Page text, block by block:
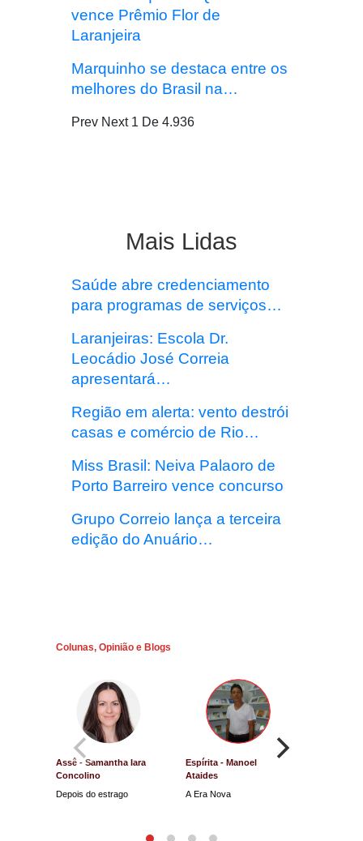
vence Prêmio Flor de
Laranjeira
Marquinho se destaca entre os
melhores do Brasil na…
Prev Next 1 De 4.936
Mais Lidas
Saúde abre credenciamento
para programas de serviços…
Laranjeiras: Escola Dr.
Leocádio José Correia
apresentará…
Região em alerta: vento destrói
casas e comércio de Rio…
Miss Brasil: Neiva Palaoro de
Porto Barreiro vence concurso
Grupo Correio lança a terceira
edição do Anuário…
Colunas, Opinião e Blogs
Assê - Samantha Iara
Concolino
Depois do estrago
Espírita - Manoel
Ataides
A Era Nova